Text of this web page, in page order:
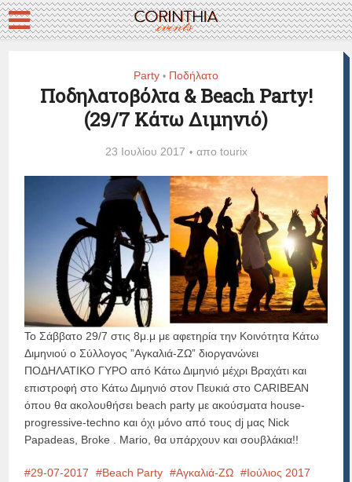
Party • Ποδήλατο
Ποδηλατοβόλτα & Beach Party!
(29/7 Κάτω Διμηνιό)
23 Ιουλίου 2017 απο tourix
Το Σάββατο 29/7 στις 8μ.μ με αφετηρία την Κοινότητα Κάτω
Διμηνιού ο Σύλλογος ”Αγκαλιά-ΖΩ” διοργανώνει
ΠΟΔΗΛΑΤΙΚΟ ΓΥΡΟ από Κάτω Διμηνιό μέχρι Βραχάτι και
επιστροφή στο Κάτω Διμηνιό στον Πευκιά στο CARIBEAN
όπου θα ακολουθήσει beach party με ακούσματα house-
progressive-techno και όχι μόνο από τους dj μας Νick
Papadeas, Broke . Mario, θα υπάρχουν και σουβλάκια!!
29-07-2017 Beach Party Αγκαλιά-ΖΩ
Ιούλιος 2017